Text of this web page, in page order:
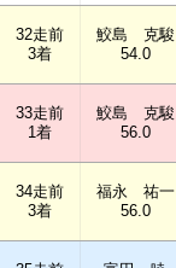
32走前
3着
鮫島 克駿
54.0
33走前
1着
鮫島 克駿
56.0
34走前
3着
福永 祐一
56.0